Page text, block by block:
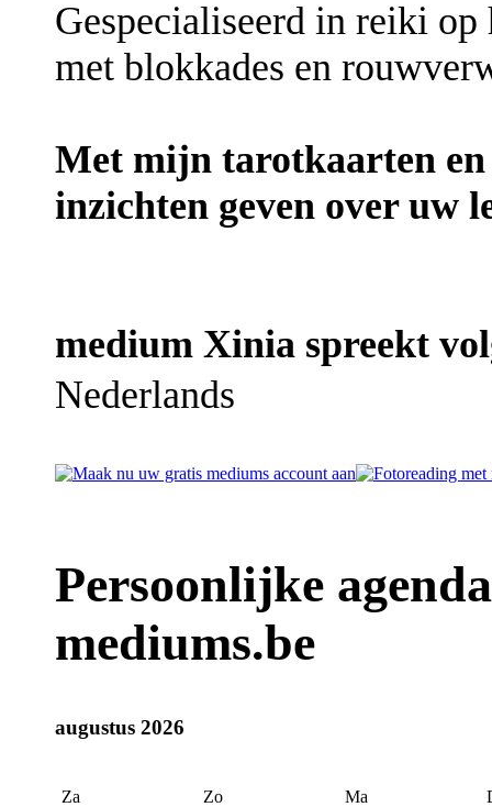
Gespecialiseerd in reiki
met blokkades en
Met mijn tarotkaarten
inzichten geven over uw
medium Xinia spreekt
Nederlands
Persoonlijke
mediums.be
augustus 2026
Za Zo Ma